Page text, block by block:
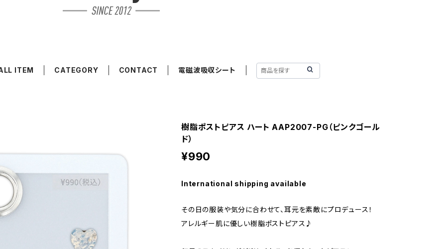
ITEM CATEGORY CONTACT 電磁波吸収シート
樹脂ポストピアス ハート AAP2007-PG（ピンクゴール
ド）
¥990
International shipping available
その日の服装や気分に合わせて、耳元を素敵にプロデュース！
アレルギー肌に優しい樹脂ポストピアス♪